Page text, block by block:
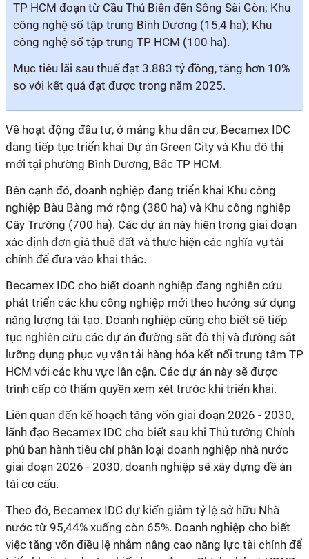
TP HCM đoạn từ Cầu Thủ Biên đến Sông Sài Gòn; Khu
công nghệ số tập trung Bình Dương (15,4 ha); Khu
công nghệ số tập trung TP HCM (100 ha).
Mục tiêu lãi sau thuế đạt 3.883 tỷ đồng, tăng hơn 10%
so với kết quả đạt được trong năm 2025.
Về hoạt động đầu tư, ở mảng khu dân cư, Becamex IDC
đang tiếp tục triển khai Dự án Green City và Khu đô thị
mới tại phường Bình Dương, Bắc TP HCM.
Bên cạnh đó, doanh nghiệp đang triển khai Khu công
nghiệp Bàu Bàng mở rộng (380 ha) và Khu công nghiệp
Cây Trường (700 ha). Các dự án này hiện trong giai đoạn
xác định đơn giá thuê đất và thực hiện các nghĩa vụ tài
chính để đưa vào khai thác.
Becamex IDC cho biết doanh nghiệp đang nghiên cứu
phát triển các khu công nghiệp mới theo hướng sử dụng
năng lượng tái tạo. Doanh nghiệp cũng cho biết sẽ tiếp
tục nghiên cứu các dự án đường sắt đô thị và đường sắt
lưỡng dụng phục vụ vận tải hàng hóa kết nối trung tâm TP
HCM với các khu vực lân cận. Các dự án này sẽ được
trình cấp có thẩm quyền xem xét trước khi triển khai.
Liên quan đến kế hoạch tăng vốn giai đoạn 2026 - 2030,
lãnh đạo Becamex IDC cho biết sau khi Thủ tướng Chính
phủ ban hành tiêu chí phân loại doanh nghiệp nhà nước
giai đoạn 2026 - 2030, doanh nghiệp sẽ xây dựng đề án
tái cơ cấu.
Theo đó, Becamex IDC dự kiến giảm tỷ lệ sở hữu Nhà
nước từ 95,44% xuống còn 65%. Doanh nghiệp cho biết
việc tăng vốn điều lệ nhằm nâng cao năng lực tài chính để